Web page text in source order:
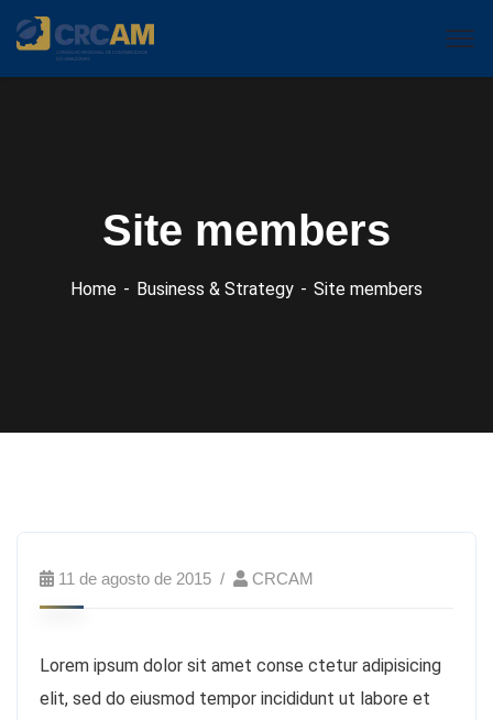
Site members
Home Business & Strategy Site members
11 de agosto de 2015 CRCAM
Lorem ipsum dolor sit amet conse ctetur adipisicing
elit, sed do eiusmod tempor incididunt ut labore et